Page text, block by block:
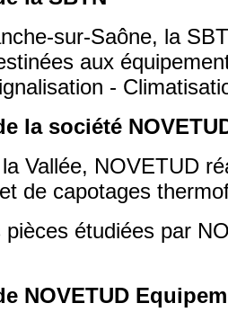
sur-Saône, la
aux
-
la société
Vallée, NOVETUD
de capotages
pièces étudiées par
NOVETUD